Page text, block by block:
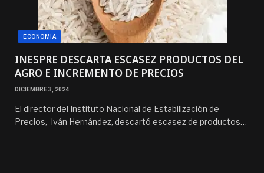
ECONOMÍA
INESPRE DESCARTA ESCASEZ PRODUCTOS DEL
AGRO E INCREMENTO DE PRECIOS
DICIEMBRE 3, 2024
El director del Instituto Nacional de Estabilización de
Precios, Iván Hernández, descartó escasez de productos…